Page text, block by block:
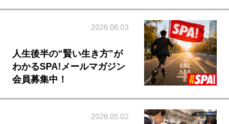
2026.06.03
人生後半の“賢い生き方”が
わかるSPA!メールマガジン
会員募集中！
2026.05.02